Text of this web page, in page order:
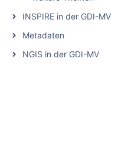
INSPIRE in der GDI-MV
Metadaten
NGIS in der GDI-MV